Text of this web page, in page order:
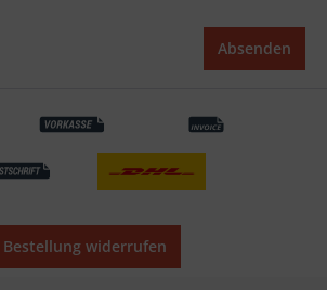
Absenden
Bestellung widerrufen